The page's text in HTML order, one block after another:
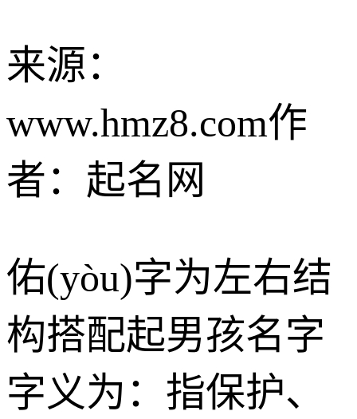
来源：
www.hmz8.com作
者：起名网
佑(yòu)字为左右结
构搭配起男孩名字
字义为：指保护、